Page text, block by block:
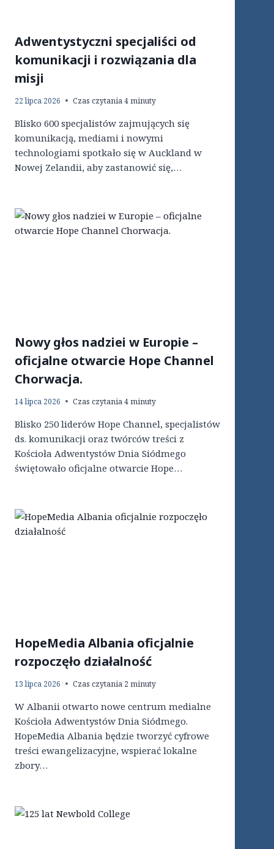
Adwentystyczni specjaliści od
komunikacji i rozwiązania dla
misji
22 lipca 2026 Czas czytania4minuty
Blisko 600 specjalistów zajmujących się
komunikacją, mediami i nowymi
technologiami spotkało się w Auckland w
Nowej Zelandii, aby zastanowić się,…
Nowy głos nadziei w Europie –
oficjalne otwarcie Hope Channel
Chorwacja.
14 lipca 2026 Czas czytania4minuty
Blisko 250 liderów Hope Channel, specjalistów
ds. komunikacji oraz twórców treści z
Kościoła Adwentystów Dnia Siódmego
świętowało oficjalne otwarcie Hope…
HopeMedia Albania oficjalnie
rozpoczęło działalność
13 lipca 2026 Czas czytania 2 minuty
W Albanii otwarto nowe centrum medialne
Kościoła Adwentystów Dnia Siódmego.
HopeMedia Albania będzie tworzyć cyfrowe
treści ewangelizacyjne, wspierać lokalne
zbory…